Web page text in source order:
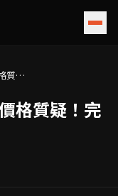
質
格質疑！完